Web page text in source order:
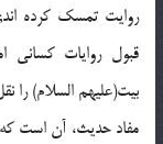
روايت تمسك كرده
قبول روايات
بيت(عليهم السلام) را
مفاد حديث، آن است